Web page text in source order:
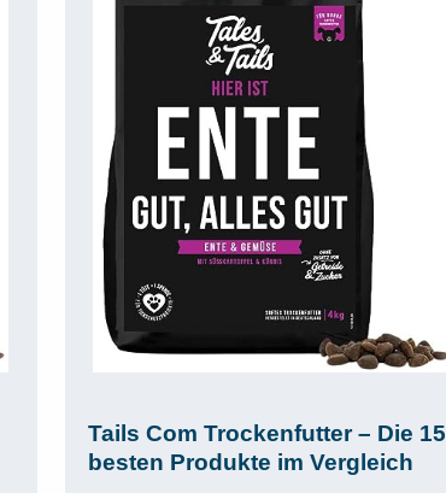
Tails Com Trockenfutter – Die 15
besten Produkte im Vergleich